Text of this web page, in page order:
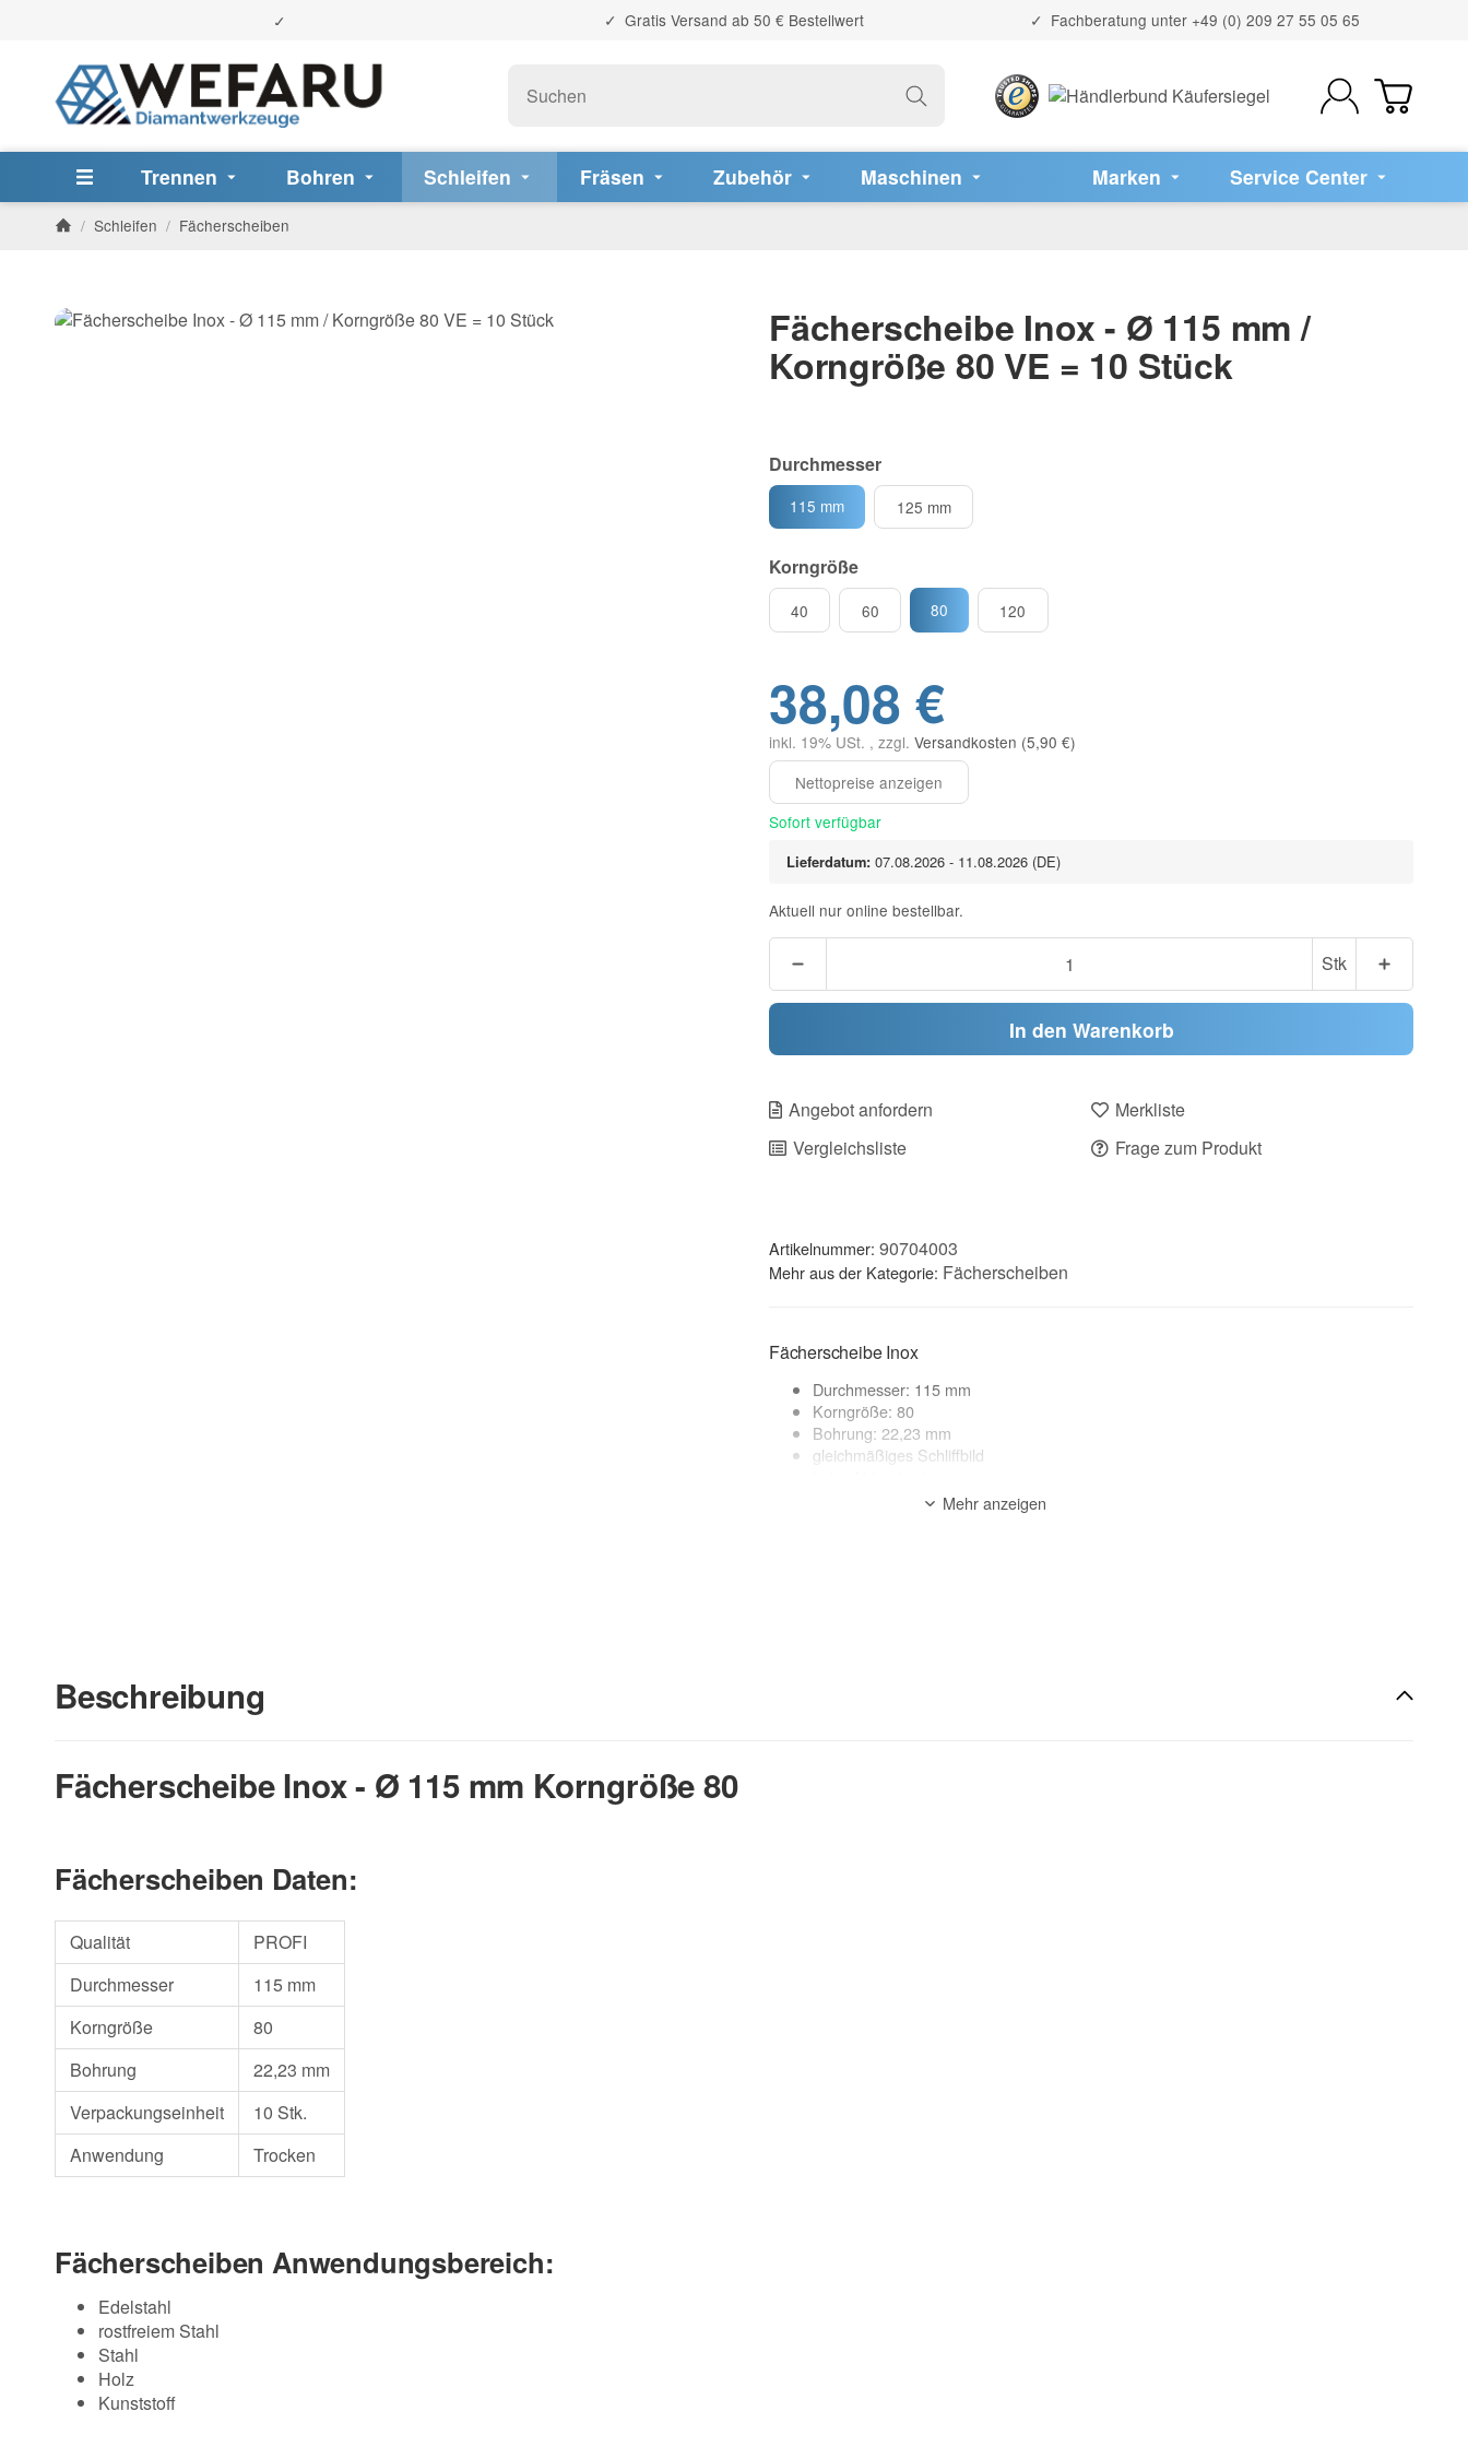
Gratis Versand ab 50 € Bestellwert Fachberatung unter +49 (0) 209 27 55 05 65
Trennen Bohren Schleifen Fräsen Zubehör Maschinen Marken Service Center
/ Schleifen / Fächerscheiben
Fächerscheibe Inox - Ø 115 mm /
Korngröße 80 VE = 10 Stück
Durchmesser
115 mm 125 mm
Korngröße
40 60 80 120
38,08 €
inkl. 19% USt. , zzgl. Versandkosten (5,90 €)
Sofort verfügbar
Lieferdatum: 07.08.2026 - 11.08.2026 (DE)
Aktuell nur online bestellbar.
Stk
In den Warenkorb
Angebot anfordern
Merkliste
Vergleichsliste
Frage zum Produkt
Artikelnummer: 90704003
Mehr aus der Kategorie: Fächerscheiben
Fächerscheibe Inox
Durchmesser: 115 mm
Korngröße: 80
Bohrung: 22,23 mm
gleichmäßiges Schliffbild
sehr hohe Standzeit
ideal für die Kantenbearbeitung
Mehr anzeigen
Beschreibung
Fächerscheibe Inox - Ø 115 mm Korngröße 80
Fächerscheiben Daten:
Qualität
PROFI
Durchmesser
115 mm
Korngröße
80
Bohrung
22,23 mm
Verpackungseinheit
10 Stk.
Anwendung
Trocken
Fächerscheiben Anwendungsbereich:
Edelstahl
rostfreiem Stahl
Stahl
Holz
Kunststoff